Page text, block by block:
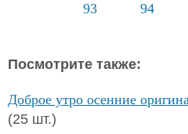
93 94
Посмотрите также:
Доброе утро осенние
(25 шт.)